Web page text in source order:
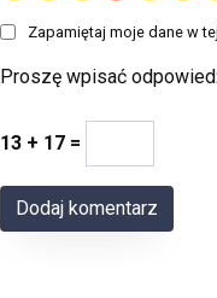
Zapamiętaj moje dane w
Proszę wpisać
13 + 17 =